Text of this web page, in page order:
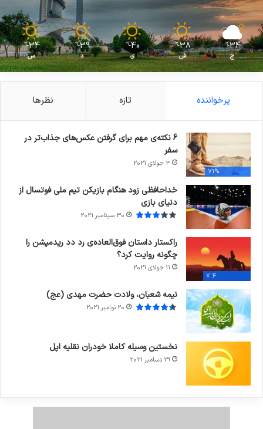
34
℃
ج
38
℃
ش
40
℃
ی
39
℃
د
34
℃
س
پرخواننده تازه نظرها
71%
6 نکته‌ی مهم برای گرفتن عکس‌های جذاب‌تر در
سفر
3 جولای 2021
خداحافظی زود هنگام بازیکن تیم ملی فوتسال از
دنیای بازی
30 سپتامبر 2021
7.4
راکستار داستان فوق‌العاده‌ی رد دد ریدمپشن را
چگونه روایت کرد؟
11 جولای 2021
نیمه شعبان، ولادت حضرت مهدی (عج)
20 نوامبر 2021
نخستین وسیله کاملا خودران نقلیه اپل
29 دسامبر 2021